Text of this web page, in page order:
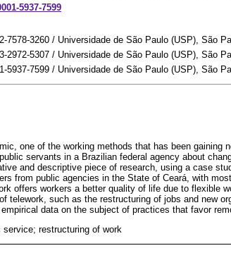
5937-7599
7578-3260 / Universidade de São Paulo (USP), São
2972-5307 / Universidade de São Paulo (USP), São
5937-7599 / Universidade de São Paulo (USP), São
one of the working methods that has been
servants in a Brazilian federal agency about
and descriptive piece of research, using a case
from public agencies in the State of Ceará, with
offers workers a better quality of life due to flexible
telework, such as the restructuring of jobs and new
data on the subject of practices that favor
service; restructuring of work